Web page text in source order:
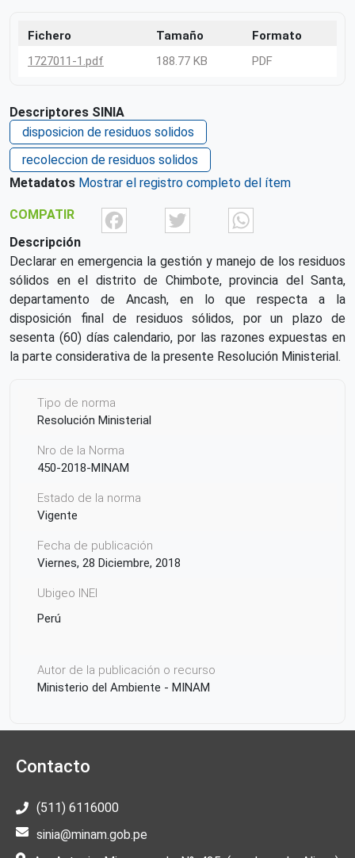
Fichero Tamaño
Formato
1727011-1.pdf
188.77 KB PDF
Descriptores SINIA
disposicion de residuos solidos
recoleccion de residuos solidos
Metadatos Mostrar el registro completo del ítem
COMPATIR FacebookTwitter
Descripción
Declarar en emergencia la gestión y manejo de los residuos
sólidos en el distrito de Chimbote, provincia del Santa,
departamento de Ancash, en lo que respecta a la
disposición final de residuos sólidos, por un plazo de
sesenta (60) días calendario, por las razones expuestas en
la parte considerativa de la presente Resolución Ministerial.
Tipo de norma
Resolución Ministerial
Nro de la Norma
450-2018-MINAM
Estado de la norma
Vigente
Fecha de publicación
Viernes, 28 Diciembre, 2018
Ubigeo INEI
Perú
Autor de la publicación o recurso
Ministerio del Ambiente - MINAM
Contacto
(511) 6116000
sinia@minam.gob.pe